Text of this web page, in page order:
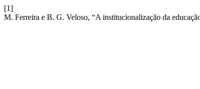
[1]
M. Ferreira e B. G. Veloso, “A institucionalização da